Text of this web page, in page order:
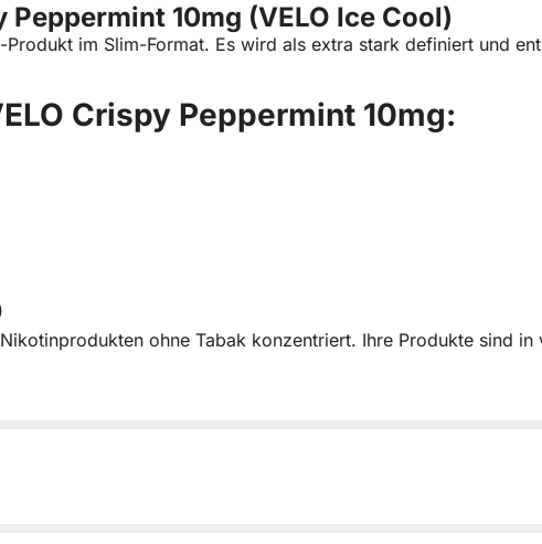
10mg (VELO Ice Cool)
im Slim-Format. Es wird als extra stark definiert und
Crispy Peppermint 10mg:
ohne Tabak konzentriert. Ihre Produkte sind in